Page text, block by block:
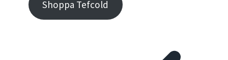
Shoppa Tefcold